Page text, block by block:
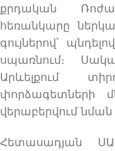
քրդական
հեռանկարը
գույներով՝
սպառնում։
Արևելքում
փորձագետների
վերաբերվում
Հետասադյան